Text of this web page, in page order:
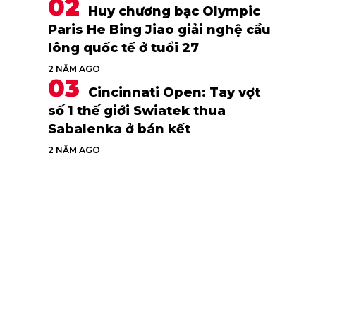
Huy chương bạc Olympic
Paris He Bing Jiao giải nghệ cầu
lông quốc tế ở tuổi 27
2 NĂM AGO
Cincinnati Open: Tay vợt
số 1 thế giới Swiatek thua
Sabalenka ở bán kết
2 NĂM AGO